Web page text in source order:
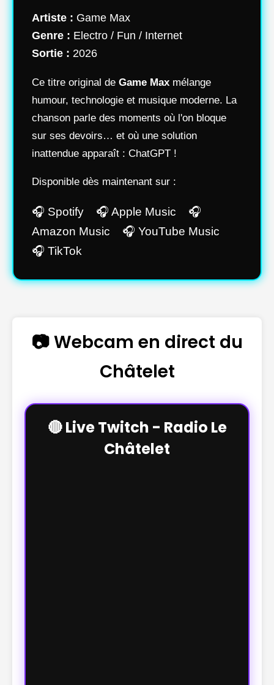
Artiste : Game Max
Genre : Electro / Fun / Internet
Sortie : 2026
Ce titre original de Game Max mélange
humour, technologie et musique moderne. La
chanson parle des moments où l'on bloque
sur ses devoirs… et où une solution
inattendue apparaît : ChatGPT !
Disponible dès maintenant sur :
🎧 Spotify 🎧 Apple Music 🎧
Amazon Music 🎧 YouTube Music
🎧 TikTok
📷 Webcam en direct du
Châtelet
🔴 Live Twitch - Radio Le
Châtelet